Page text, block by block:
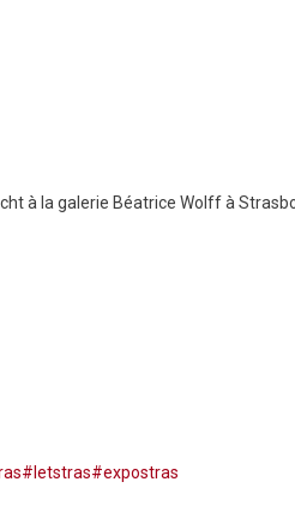
à la galerie Béatrice Wolff à
#letstras#expostras